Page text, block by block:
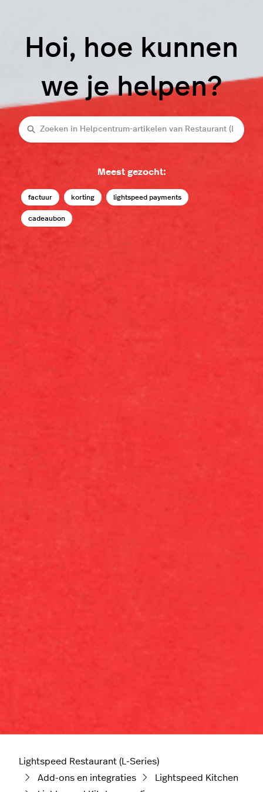
Hoi, hoe kunnen
we je helpen?
Zoeken
Meest gezocht:
factuur korting lightspeed payments
cadeaubon
Lightspeed Restaurant (L-Series)
Add-ons en integraties
Lightspeed Kitchen